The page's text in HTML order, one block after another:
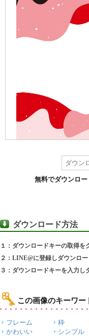
無料でダウンロー
ダウンロード方法
１：ダウンロードキーの取得を
２：LINE@に登録しダウンロ
３：ダウンロードキーを入力し
この画像のキーワー
フレーム 枠
かわいい
シンプル